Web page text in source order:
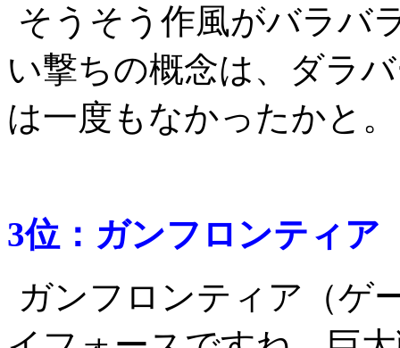
そうそう作風がバラバ
い撃ちの概念は、ダラ
は一度もなかったかと。
3位：ガンフロンティ
ガンフロンティア（ゲ